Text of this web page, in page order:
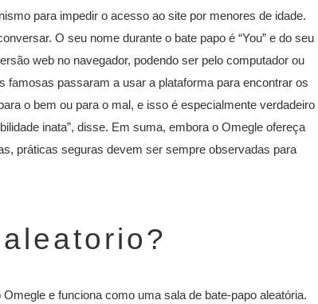
para impedir o acesso ao site por menores de idade.
O seu nome durante o bate papo é “You” e do seu
web no navegador, podendo ser pelo computador ou
famosas passaram a usar a plataforma para encontrar os
o bem ou para o mal, e isso é especialmente verdadeiro
inata”, disse. Em suma, embora o Omegle ofereça
práticas seguras devem ser sempre observadas para
e funciona como uma sala de bate-papo aleatória.